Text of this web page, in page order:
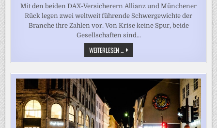
Mit den beiden DAX-Versicherern Allianz und Münchener
Rück legen zwei weltweit führende Schwergewichte der
Branche ihre Zahlen vor. Von Krise keine Spur, beide
Gesellschaften sind...
WEITERLESEN ... ALLIANZ
UND
MÜNCHENER
FEST
AUF
GEWINNKURS